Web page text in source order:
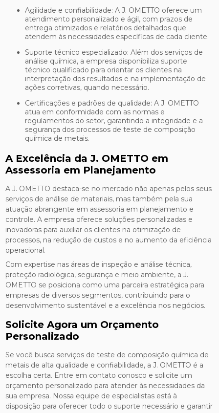
Agilidade e confiabilidade: A J. OMETTO oferece um
atendimento personalizado e ágil, com prazos de
entrega otimizados e relatórios detalhados que
atendem às necessidades específicas de cada cliente.
Suporte técnico especializado: Além dos serviços de
análise química, a empresa disponibiliza suporte
técnico qualificado para orientar os clientes na
interpretação dos resultados e na implementação de
ações corretivas, quando necessário.
Certificações e padrões de qualidade: A J. OMETTO
atua em conformidade com as normas e
regulamentos do setor, garantindo a integridade e a
segurança dos processos de teste de composição
química de metais.
A Excelência da J. OMETTO em
Assessoria em Planejamento
A J. OMETTO destaca-se no mercado não apenas pelos seus
serviços de análise de materiais, mas também pela sua
atuação abrangente em assessoria em planejamento e
controle. A empresa oferece soluções personalizadas e
inovadoras para auxiliar os clientes na otimização de
processos, na redução de custos e no aumento da eficiência
operacional.
Com expertise nas áreas de inspeção e análise técnica,
proteção radiológica, segurança e meio ambiente, a J.
OMETTO se posiciona como uma parceira estratégica para
empresas de diversos segmentos, contribuindo para o
desenvolvimento sustentável e a excelência nos negócios.
Solicite Agora um Orçamento
Personalizado
Se você busca serviços de teste de composição química de
metais de alta qualidade e confiabilidade, a J. OMETTO é a
escolha certa. Entre em contato conosco e solicite um
orçamento personalizado para atender às necessidades da
sua empresa. Nossa equipe de especialistas está à
disposição para oferecer todo o suporte necessário e garantir